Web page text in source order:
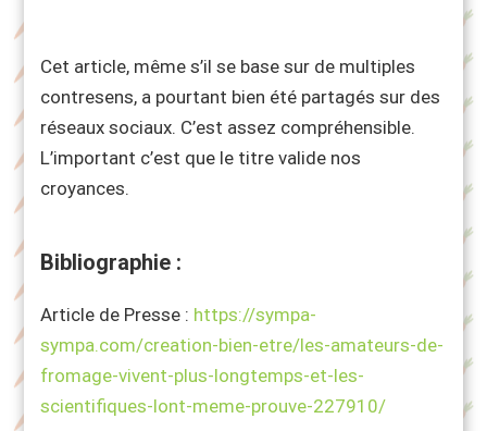
Cet article, même s’il se base sur de multiples
contresens, a pourtant bien été partagés sur des
réseaux sociaux. C’est assez compréhensible.
L’important c’est que le titre valide nos
croyances.
Bibliographie :
Article de Presse : https://sympa-
sympa.com/creation-bien-etre/les-amateurs-de-
fromage-vivent-plus-longtemps-et-les-
scientifiques-lont-meme-prouve-227910/